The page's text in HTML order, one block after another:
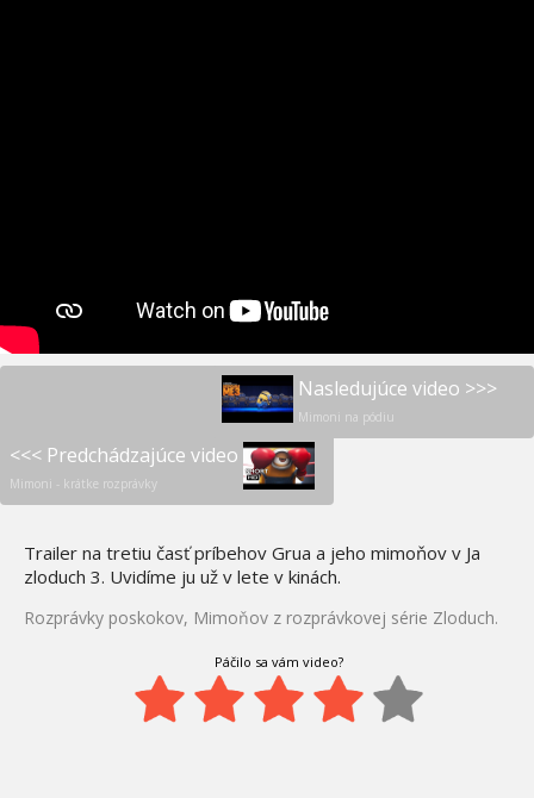
Nasledujúce video >>>
Mimoni na pódiu
<<< Predchádzajúce video
Mimoni - krátke rozprávky
Trailer na tretiu časť príbehov Grua a jeho mimoňov v Ja
zloduch 3. Uvidíme ju už v lete v kinách.
Rozprávky poskokov, Mimoňov z rozprávkovej série Zloduch.
Páčilo sa vám video?